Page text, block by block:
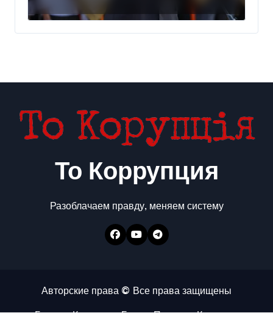
То Коррупция
Разоблачаем правду, меняем систему
Авторские права © Все права защищены